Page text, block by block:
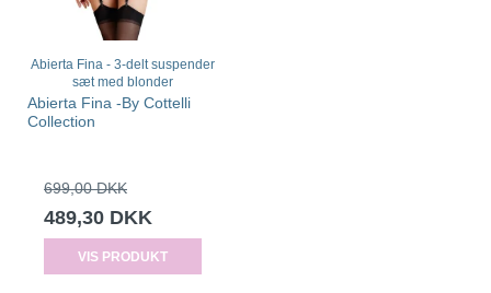
Abierta Fina - 3-delt suspender
sæt med blonder
Abierta Fina -By Cottelli
Collection
699,00 DKK
489,30 DKK
VIS PRODUKT